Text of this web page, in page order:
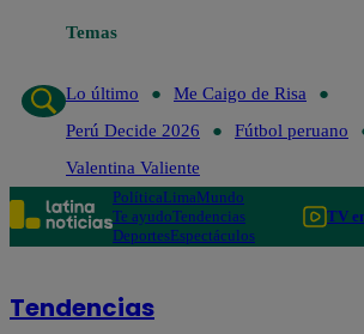
Temas
Lo último
Me Caigo de Risa
Perú Decide 2026
Fútbol peruano
Valentina Valiente
PolíticaLimaMundo
Te ayudoTendencias
DeportesEspectáculos
TV
Tendencias